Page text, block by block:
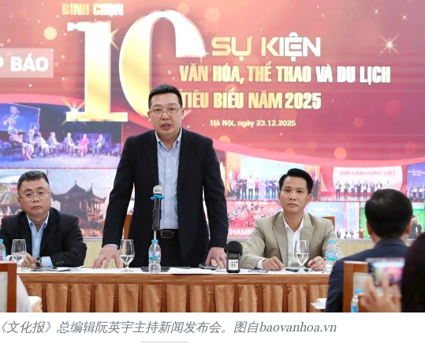
《文化报》总编辑阮英宇主持新闻发布会。图自baovanhoa.vn